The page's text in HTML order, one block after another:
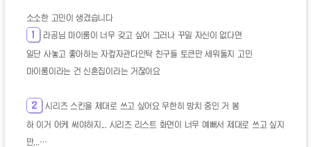
소소한 고민이 생겼습니다
1 라공님 마이룸이 너무 갖고 싶어 그러나 꾸밀 자신이 없다면
일단 사놓고 좋아하는 자컾자관다인탁 친구들 토큰만 세워둘지 고민
마이룸이라는 건 신혼집이라는 거잖아요
2 시리즈 스킨을 제대로 쓰고 싶어요 무한히 방치 중인 거 봄
하 이거 어케 써야하지... 시리즈 리스트 화면이 너무 예뻐서 제대로 쓰고 싶지
만...